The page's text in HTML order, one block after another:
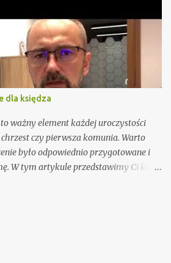
dla księdza
ważny element każdej uroczystości
czy pierwsza komunia. Warto
było odpowiednio przygotowane i
W tym artykule przedstawimy Ci kilka
pamiętać o kilku ważnych